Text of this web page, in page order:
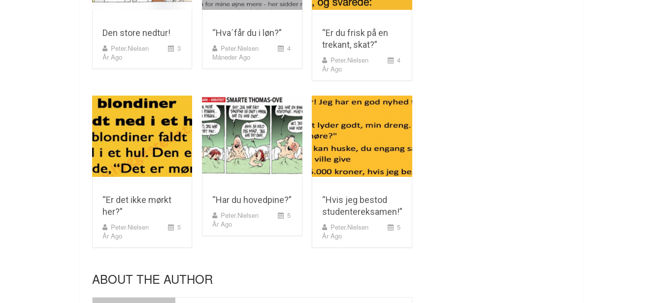
Den store nedtur!
Peter.nielsen
3
År Ago
“Hva´får du i løn?”
Peter.nielsen
4
Måneder Ago
“Er du frisk på en
trekant, skat?”
Peter.nielsen
4
År Ago
“Er det ikke mørkt
her?”
Peter.nielsen
5
År Ago
“Har du hovedpine?”
Peter.nielsen
5
År Ago
“Hvis jeg bestod
studentereksamen!”
Peter.nielsen
5
År Ago
ABOUT THE AUTHOR